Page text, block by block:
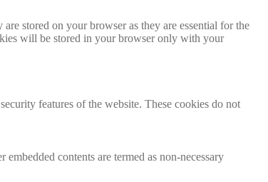
stored on your browser as they are essential for the
will be stored in your browser only with your
features of the website. These cookies do not
contents are termed as non-necessary